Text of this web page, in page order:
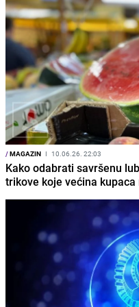
/MAGAZIN I 10.06.26. 22:03
Kako odabrati savršenu
trikove koje većina kupaca